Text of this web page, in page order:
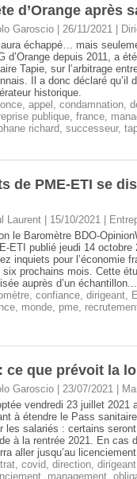
d’Orange après
Garoscio | 26/11/2021
aura échappé… mais
d’Orange depuis 2011, a
Tapie, sur l’arbitrage
Il a donc déclaré qu’il
historique.
, appel , condamnation,
publique, france,
richard, successeur,
de PME-ETI se
Laurent | 15/10/2021
le Baromètre BDO-
ETI publié jeudi 14
inquiets pour l’économie
six prochains mois. Cette
auprès d’un échantillon...
, confiance, dirigeant,
, monde, pme,
ce que prévoit la
Garoscio | 23/07/2021
vendredi 23 juillet 2021
à étendre le Pass
les salariés : certains
à la rentrée 2021. En cas
aller jusqu’au
, covid, direction, dirigeant
, management,